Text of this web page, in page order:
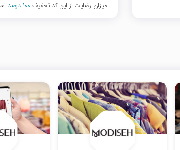
میزان رضایت از این کد تخفیف 100 درصد